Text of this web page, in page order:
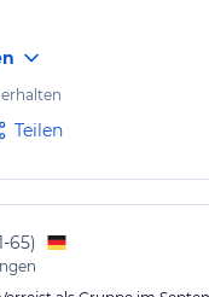
Teilen
65)